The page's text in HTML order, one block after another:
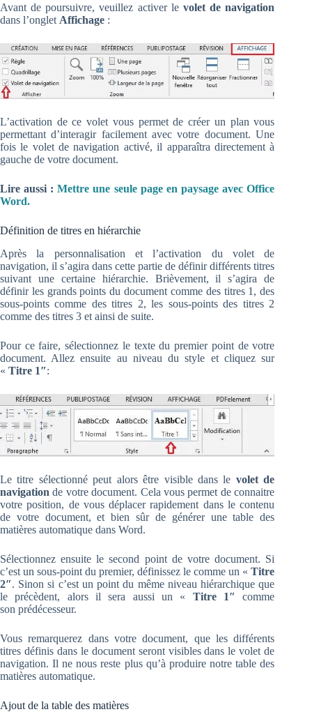
Avant de poursuivre, veuillez activer le volet de navigation
dans l’onglet Affichage :
L’activation de ce volet vous permet de créer un plan vous
permettant d’interagir facilement avec votre document. Une
fois le volet de navigation activé, il apparaîtra directement à
gauche de votre document.
Lire aussi :Mettre une seule page en paysage avec Office
Word.
Définition de titres en hiérarchie
Après la personnalisation et l’activation du volet de
navigation, il s’agira dans cette partie de définir différents titres
suivant une certaine hiérarchie. Brièvement, il s’agira de
définir les grands points du document comme des titres 1, des
sous-points comme des titres 2, les sous-points des titres 2
comme des titres 3 et ainsi de suite.
Pour ce faire, sélectionnez le texte du premier point de votre
document. Allez ensuite au niveau du style et cliquez sur
« Titre 1″:
Le titre sélectionné peut alors être visible dans le volet de
navigation de votre document. Cela vous permet de connaitre
votre position, de vous déplacer rapidement dans le contenu
de votre document, et bien sûr de générer une table des
matières automatique dans Word.
Sélectionnez ensuite le second point de votre document. Si
c’est un sous-point du premier, définissez le comme un «Titre
2″. Sinon si c’est un point du même niveau hiérarchique que
le précèdent, alors il sera aussi un « Titre 1″comme
son prédécesseur.
Vous remarquerez dans votre document, que les différents
titres définis dans le document seront visibles dans le volet de
navigation. Il ne nous reste plus qu’à produire notre table des
matières automatique.
Ajout de la table des matières